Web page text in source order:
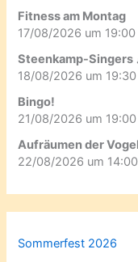
Fitness am Montag
17/08/2026 um
Steenkamp-Singers
18/08/2026 um
Bingo!
21/08/2026 um
Aufräumen der
22/08/2026 um
Sommerfest 2026